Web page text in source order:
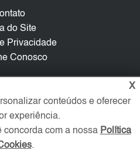
do Site
Privacidade
Conosco
Sociais
X
conteúdos e oferecer
experiência.
concorda com a nossa Política
.